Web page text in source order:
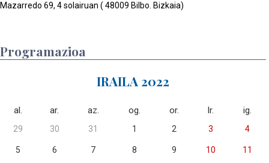
Mazarredo 69, 4 solairuan ( 48009 Bilbo. Bizkaia)
Programazioa
IRAILA 2022
al. ar. az. og. or. lr. ig.
29 30 31 1 2 3 4
5 6 7 8 9 10 11